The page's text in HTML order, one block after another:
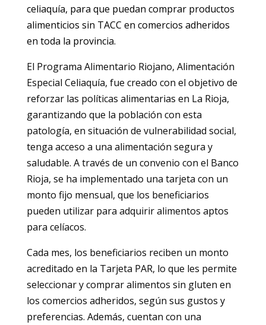
celiaquía, para que puedan comprar productos
alimenticios sin TACC en comercios adheridos
en toda la provincia.
El Programa Alimentario Riojano, Alimentación
Especial Celiaquía, fue creado con el objetivo de
reforzar las políticas alimentarias en La Rioja,
garantizando que la población con esta
patología, en situación de vulnerabilidad social,
tenga acceso a una alimentación segura y
saludable. A través de un convenio con el Banco
Rioja, se ha implementado una tarjeta con un
monto fijo mensual, que los beneficiarios
pueden utilizar para adquirir alimentos aptos
para celíacos.
Cada mes, los beneficiarios reciben un monto
acreditado en la Tarjeta PAR, lo que les permite
seleccionar y comprar alimentos sin gluten en
los comercios adheridos, según sus gustos y
preferencias. Además, cuentan con una